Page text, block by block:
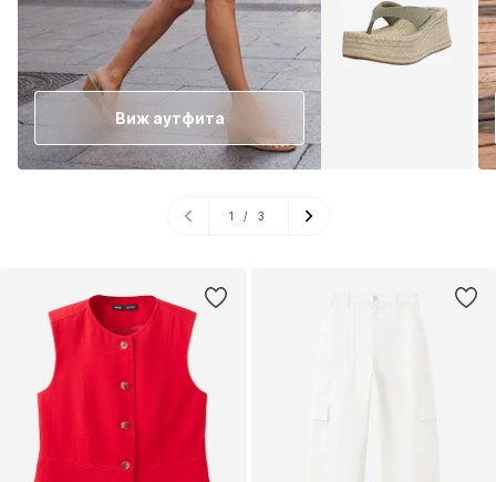
Виж аутфита
1 / 3